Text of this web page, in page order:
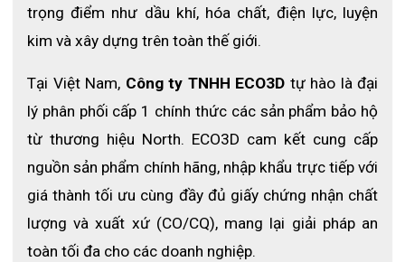
trọng điểm như dầu khí, hóa chất, điện lực, luyện
kim và xây dựng trên toàn thế giới.
Tại Việt Nam, Công ty TNHH ECO3D tự hào là đại
lý phân phối cấp 1 chính thức các sản phẩm bảo hộ
từ thương hiệu North. ECO3D cam kết cung cấp
nguồn sản phẩm chính hãng, nhập khẩu trực tiếp với
giá thành tối ưu cùng đầy đủ giấy chứng nhận chất
lượng và xuất xứ (CO/CQ), mang lại giải pháp an
toàn tối đa cho các doanh nghiệp.